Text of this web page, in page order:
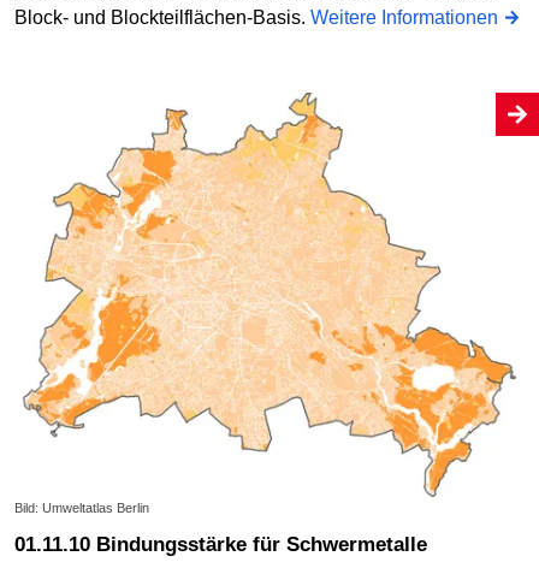
Block- und Blockteilflächen-Basis. Weitere Informationen
Bild: Umweltatlas Berlin
01.11.10 Bindungsstärke für Schwermetalle